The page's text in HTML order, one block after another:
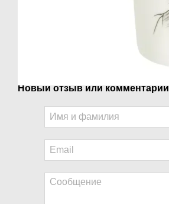
Новый отзыв или комментарий